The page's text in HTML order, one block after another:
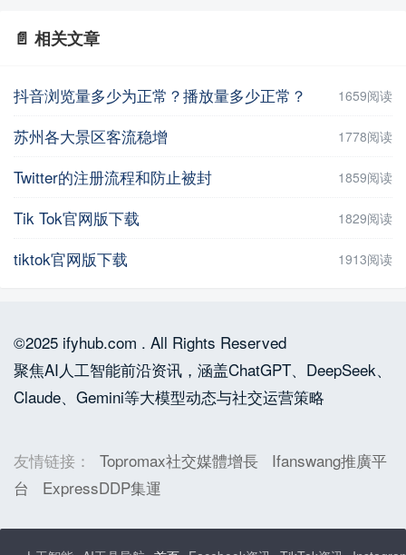
📄 相关文章
抖音浏览量多少为正常？播放量多少正常？ 1659阅读
苏州各大景区客流稳增 1778阅读
Twitter的注册流程和防止被封 1859阅读
Tik Tok官网版下载 1829阅读
tiktok官网版下载 1913阅读
©2025 ifyhub.com . All Rights Reserved
聚焦AI人工智能前沿资讯，涵盖ChatGPT、DeepSeek、
Claude、Gemini等大模型动态与社交运营策略
友情链接： Topromax社交媒體增長
Ifanswang推廣平
台
ExpressDDP集運